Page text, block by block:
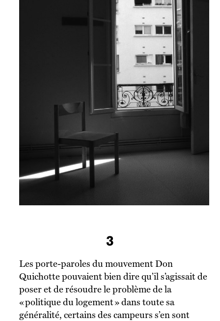
3
Les porte-paroles du mouvement Don
Quichotte pouvaient bien dire qu’il s’agissait de
poser et de résoudre le problème de la
« politique du logement » dans toute sa
généralité, certains des campeurs s’en sont